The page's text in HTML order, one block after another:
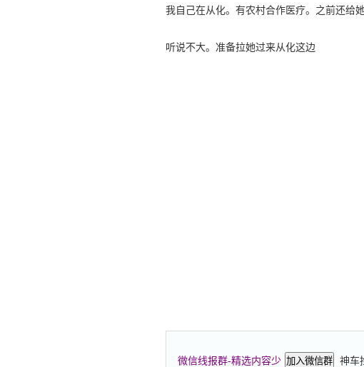
我自己在从化。有农村合作医疗。之前还给
听说不大。准备拉她过来从化这边
微信线报群-精选内容少 加入微信群 神车